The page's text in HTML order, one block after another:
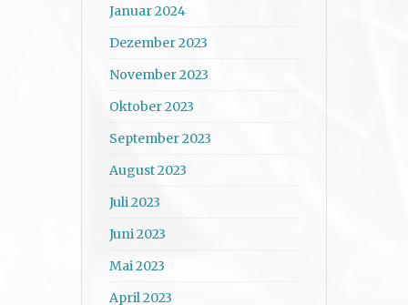
Januar 2024
Dezember 2023
November 2023
Oktober 2023
September 2023
August 2023
Juli 2023
Juni 2023
Mai 2023
April 2023